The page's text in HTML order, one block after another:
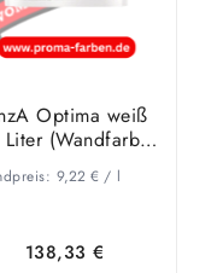
Optima weiß
Liter (Wandfarbe
& Innenfarbe)
9,22 €/ l
138,33€